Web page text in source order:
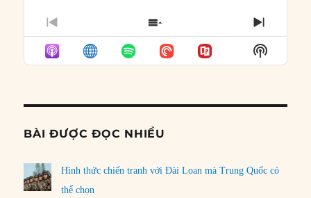
PREVIOUS
EPISODE
SHOW
EPISODES
LIST
NEXT
Show
Podcast
BÀI ĐƯỢC ĐỌC NHIỀU
Hình thức chiến tranh với Đài Loan mà Trung Quốc có
thể chọn